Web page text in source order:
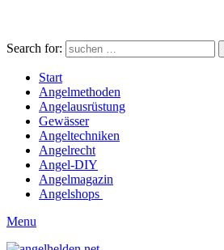
Search for:
Start
Angelmethoden
Angelausrüstung
Gewässer
Angeltechniken
Angelrecht
Angel-DIY
Angelmagazin
Angelshops
Menu